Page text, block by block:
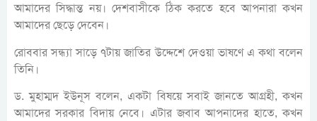
আমাদের সিদ্ধান্ত নয়। দেশবাসীকে ঠিক করতে হবে আপনারা কখন
আমাদের ছেড়ে দেবেন।
রোববার সন্ধ্যা সাড়ে ৭টায় জাতির উদ্দেশে দেওয়া ভাষণে এ কথা বলেন
তিনি।
ড. মুহাম্মদ ইউনূস বলেন, একটা বিষয়ে সবাই জানতে আগ্রহী, কখন
আমাদের সরকার বিদায় নেবে। এটার জবাব আপনাদের হাতে, কখন